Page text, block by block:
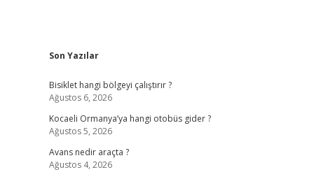
Sidebar
Son Yazılar
Bisiklet hangi bölgeyi çalıştırır ?
Ağustos 6, 2026
Kocaeli Ormanya’ya hangi otobüs gider ?
Ağustos 5, 2026
Avans nedir araçta ?
Ağustos 4, 2026